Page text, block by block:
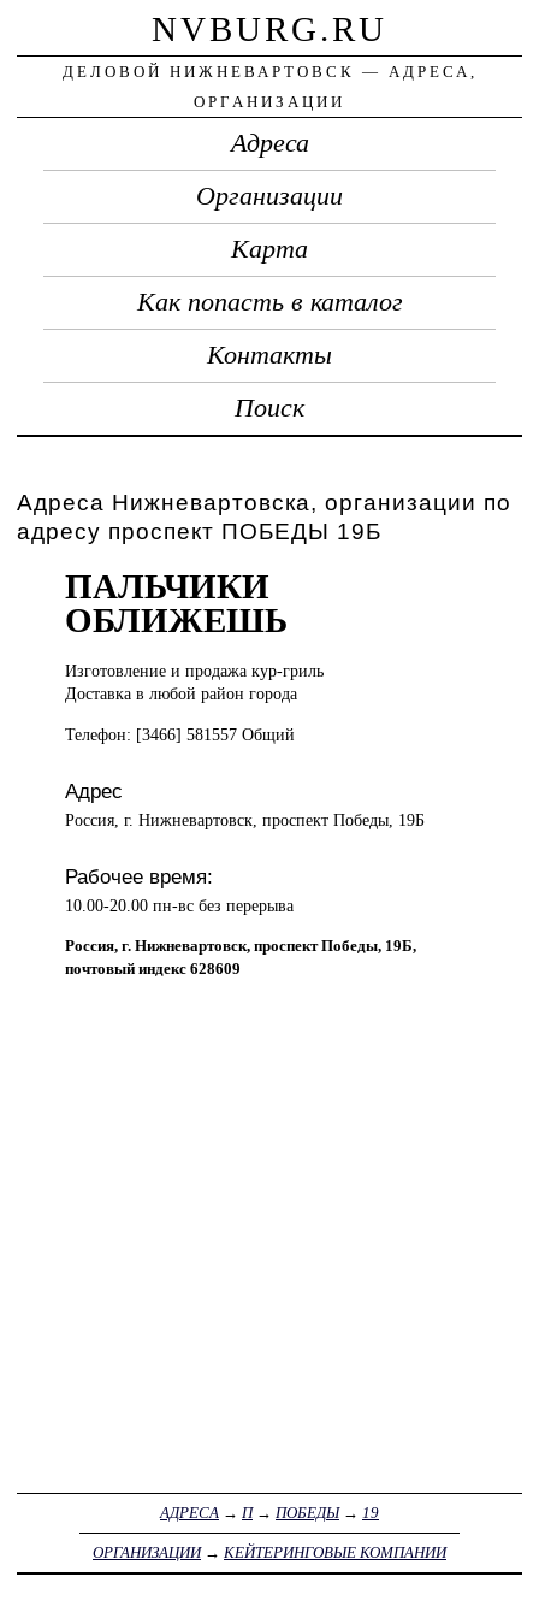
NVBURG.RU
ДЕЛОВОЙ НИЖНЕВАРТОВСК — АДРЕСА,
ОРГАНИЗАЦИИ
Адреса
Организации
Карта
Как попасть в каталог
Контакты
Поиск
Адреса Нижневартовска, организации по
адресу проспект ПОБЕДЫ 19Б
ПАЛЬЧИКИ
ОБЛИЖЕШЬ
Изготовление ипродажа кур-гриль
Доставка в любой район города
Телефон: [3466] 581557 Общий
Адрес
Россия, г. Нижневартовск, проспект Победы, 19Б
Рабочее время:
10.00-20.00 пн-вс без перерыва
Россия, г. Нижневартовск, проспект Победы, 19Б,
почтовый индекс 628609
АДРЕСА → П→ ПОБЕДЫ→ 19
ОРГАНИЗАЦИИ→ КЕЙТЕРИНГОВЫЕ КОМПАНИИ